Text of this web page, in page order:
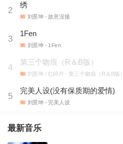
2
绣
刘景坤 - 故意没接
3
1Fen
刘景坤 - 1Fen
4
第三个吻痕（R＆B版）
刘景坤 / 红碎片 - 第三个吻痕（R＆B版）
5
完美人设(没有保质期的爱情)
刘景坤 - 完美人设
最新音乐